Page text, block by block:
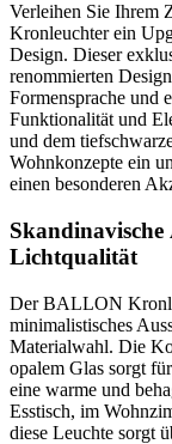
Verleihen Sie Ihrem
Kronleuchter ein
Design. Dieser
renommierten
Formensprache und
Funktionalität und
und dem
Wohnkonzepte ein
einen besonderen
Lichtqualität
Der BALLON
minimalistisches
Materialwahl. Die
opalem Glas sorgt
eine warme und
Esstisch, im
diese Leuchte sorgt